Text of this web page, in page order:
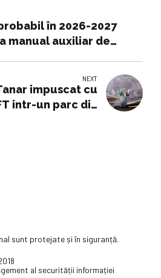
în 2026-2027
manual auxiliar de
NEXT
impuscat cu
intr-un parc din
sunt protejate și în siguranță.
al securității informației